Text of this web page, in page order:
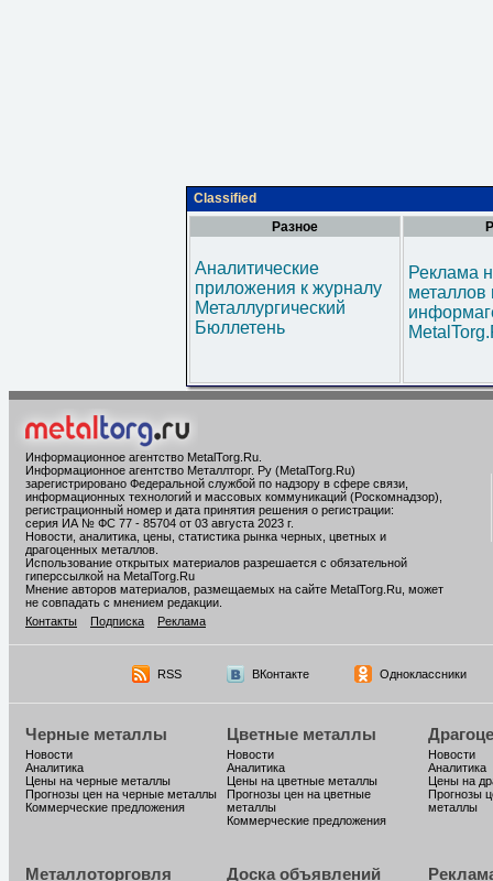
Classified
Разное
Аналитические
приложения к журналу
Металлургический
Бюллетень
Реклама
металлов
Информационное агентство MetalTorg.Ru
Информационное агентство Металлторг. Ру (MetalTorg.Ru)
зарегистрировано Федеральной службой по надзору в сфере связи,
информационных технологий и массовых коммуникаций (Роскомнадзор),
регистрационный номер и дата принятия решения о регистрации:
серия ИА № ФС 77 - 85704 от 03 августа 2023 г.
Новости, аналитика, цены, статистика рынка черных, цветных и
драгоценных металлов.
Использование открытых материалов разрешается с обязательной
гиперссылкой на MetalTorg.Ru
Мнение авторов материалов, размещаемых на сайте MetalTorg.Ru, может
не совпадать с мнением редакции.
Контакты
Подписка Реклама
RSS ВКонтакте Одноклассники
Черные металлы
Новости
Аналитика
Цены на черные металлы
Прогнозы цен на черные металлы
Коммерческие предложения
Цветные металлы
Новости
Аналитика
Цены на цветные металлы
Прогнозы цен на цветные
металлы
Коммерческие предложения
Новости
Аналитика
Цены на
Прогнозы
металлы
Металлоторговля Доска объявлений